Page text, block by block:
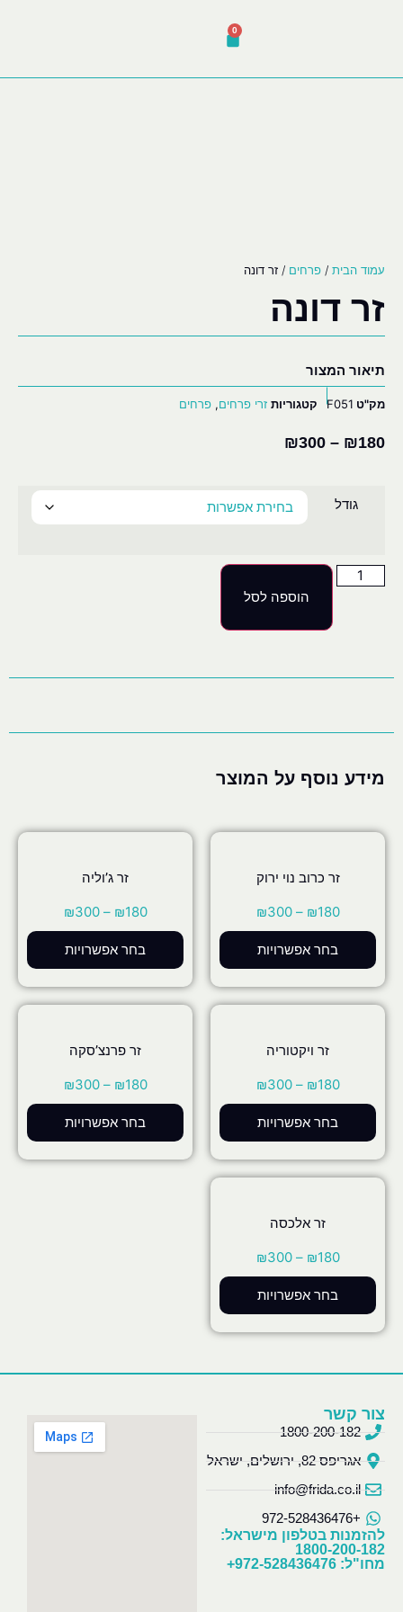
0
עמוד הבית / פרחים / זר דונה
זר דונה
תיאור המצור
מק"ט F051 קטגוריות זרי פרחים, פרחים
₪180
–
₪300
גודל
הוספה לסל
מידע נוסף על המוצר
זר כרוב נוי ירוק
₪180
–
₪300
בחר אפשרויות
זר ג’וליה
₪180
–
₪300
בחר אפשרויות
זר ויקטוריה
₪180
–
₪300
בחר אפשרויות
זר פרנצ’סקה
₪180
–
₪300
בחר אפשרויות
זר אלכסה
₪180
–
₪300
בחר אפשרויות
צור קשר
1800-200-182
אגריפס 82, ירושלים, ישראל
info@frida.co.il
+972-528436476
להזמנות בטלפון מישראל:
1800-200-182
מחו"ל: 972-528436476+